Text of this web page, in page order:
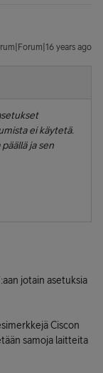
years ago
ei käytetä.
ja sen
jotain asetuksia
Ciscon
samoja laitteita